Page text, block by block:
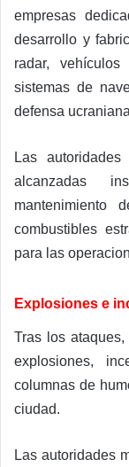
empresas
desarrollo y
radar, vehículos
sistemas de
defensa
Las
alcanzadas
mantenimiento
combustibles
para las
Explosiones e
Tras los
explosiones,
columnas de
ciudad.
Las autoridades